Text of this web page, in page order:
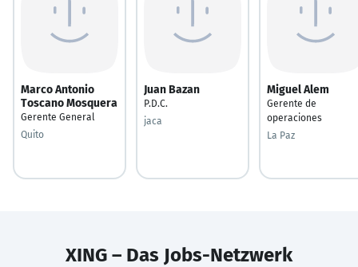
Marco Antonio
Toscano Mosquera
Gerente General
Quito
Juan Bazan
P.D.C.
jaca
Miguel Alem
Gerente de
operaciones
La Paz
XING – Das Jobs-Netzwerk